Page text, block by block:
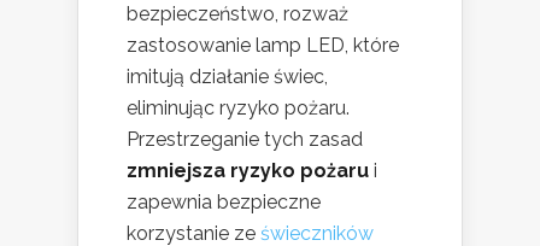
bezpieczeństwo, rozważ
zastosowanie lamp LED, które
imitują działanie świec,
eliminując ryzyko pożaru.
Przestrzeganie tych zasad
zmniejsza ryzyko pożaru i
zapewnia bezpieczne
korzystanie ze świeczników